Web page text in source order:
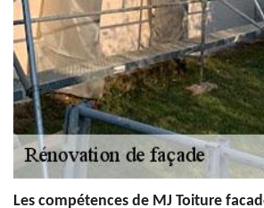
Les compétences de MJ Toiture